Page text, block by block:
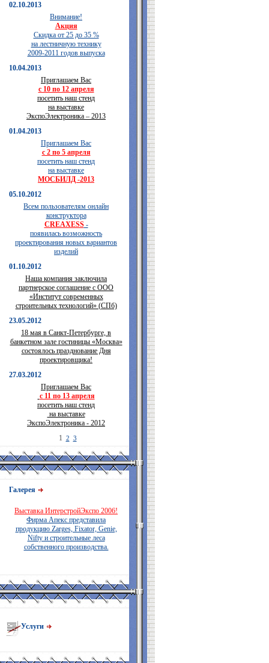
02.10.2013
Внимание!
Акция
Скидка от 25 до 35 %
на лестничную технику
2009-2011 годов выпуска
10.04.2013
Приглашаем Вас
с 10 по 12 апреля
посетить наш стенд
на выставке
ЭкспоЭлектроника – 2013
01.04.2013
Приглашаем Вас
с 2 по 5 апреля
посетить наш стенд
на выставке
МОСБИЛД -2013
05.10.2012
Всем пользователям онлайн
конструктора
CREAXESS-
появилась возможность
проектирования новых вариантов
изделий
01.10.2012
Наша компания заключила
партнерское соглашение с ООО
«Институт современных
строительных технологий» (СПб)
23.05.2012
18 мая в Санкт-Петербурге, в
банкетном зале гостиницы «Москва»
состоялось празднование Дня
проектировщика!
27.03.2012
Приглашаем Вас
с 11 по 13 апреля
посетить наш стенд
на выставке
ЭкспоЭлектроника - 2012
1 2 3
Галерея
Выставка ИнтерстройЭкспо 2006!
Фирма Апекс представила
продукцию Zarges, Fixator, Genie,
Nifty и строительные леса
собственного производства.
Услуги